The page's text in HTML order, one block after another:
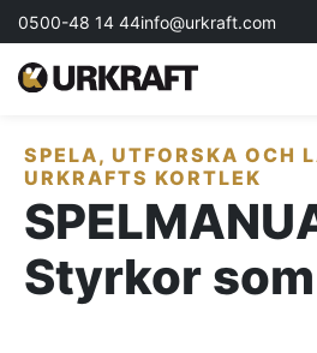
0500-48 14 44info@urkraft.com
Partnering & Samverkan
Team & Ledarskap
Event & Aktiviteter
SPELA, UTFORSKA OCH
URKRAFTS KORTLEK
Styrkor